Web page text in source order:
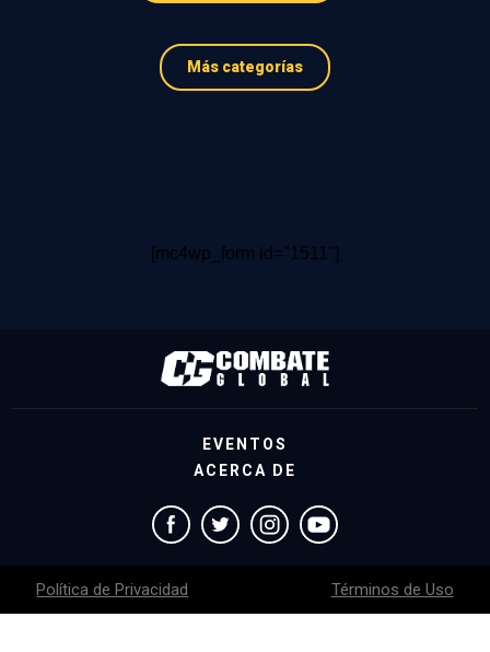
Más categorías
[mc4wp_form id="1511"]
EVENTOS
ACERCA DE
Política de Privacidad Términos de Uso